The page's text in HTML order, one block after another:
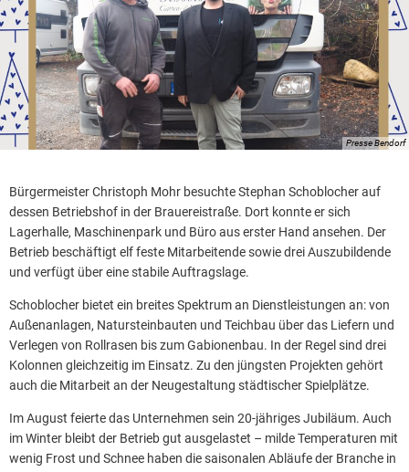
Presse Bendorf
Bürgermeister Christoph Mohr besuchte Stephan Schoblocher auf
dessen Betriebshof in der Brauereistraße. Dort konnte er sich
Lagerhalle, Maschinenpark und Büro aus erster Hand ansehen. Der
Betrieb beschäftigt elf feste Mitarbeitende sowie drei Auszubildende
und verfügt über eine stabile Auftragslage.
Schoblocher bietet ein breites Spektrum an Dienstleistungen an: von
Außenanlagen, Natursteinbauten und Teichbau über das Liefern und
Verlegen von Rollrasen bis zum Gabionenbau. In der Regel sind drei
Kolonnen gleichzeitig im Einsatz. Zu den jüngsten Projekten gehört
auch die Mitarbeit an der Neugestaltung städtischer Spielplätze.
Im August feierte das Unternehmen sein 20-jähriges Jubiläum. Auch
im Winter bleibt der Betrieb gut ausgelastet – milde Temperaturen mit
wenig Frost und Schnee haben die saisonalen Abläufe der Branche in